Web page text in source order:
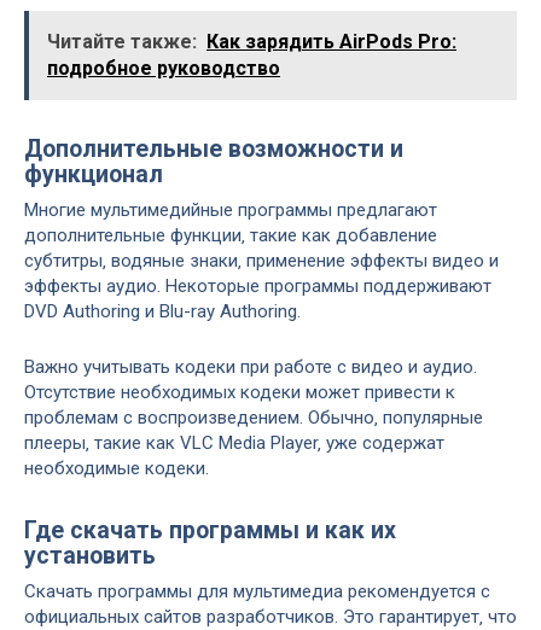
Читайте также:
Как зарядить AirPods Pro:
подробное руководство
Дополнительные возможности и
функционал
Многие мультимедийные программы предлагают
дополнительные функции‚ такие как добавление
субтитры‚ водяные знаки‚ применение эффекты видео и
эффекты аудио. Некоторые программы поддерживают
DVD Authoring и Blu-ray Authoring.
Важно учитывать кодеки при работе с видео и аудио.
Отсутствие необходимых кодеки может привести к
проблемам с воспроизведением. Обычно‚ популярные
плееры‚ такие как VLC Media Player‚ уже содержат
необходимые кодеки.
Где скачать программы и как их
установить
Скачать программы для мультимедиа рекомендуется с
официальных сайтов разработчиков. Это гарантирует‚ что